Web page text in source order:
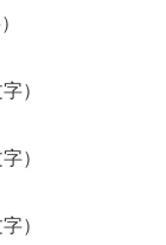
）
）
）